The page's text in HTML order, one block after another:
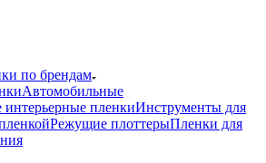
по брендам
Автомобильные
интерьерные пленкиИнструменты для
Режущие плоттерыПленки для